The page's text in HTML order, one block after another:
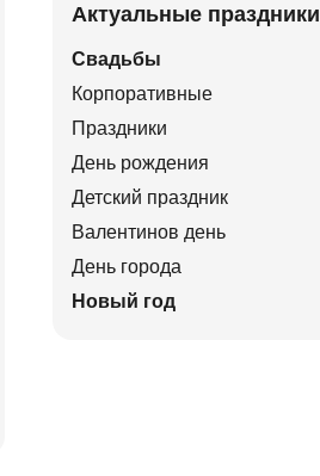
Актуальные праздники
Свадьбы
Корпоративные
Праздники
День рождения
Детский праздник
Валентинов день
День города
Новый год